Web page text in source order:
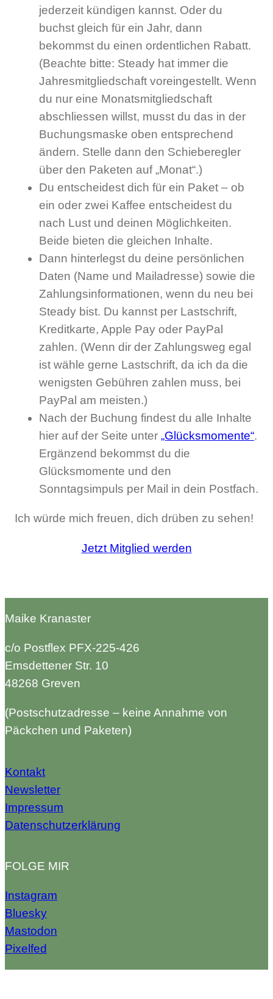
jederzeit kündigen kannst. Oder du
buchst gleich für ein Jahr, dann
bekommst du einen ordentlichen Rabatt.
(Beachte bitte: Steady hat immer die
Jahresmitgliedschaft voreingestellt. Wenn
du nur eine Monatsmitgliedschaft
abschliessen willst, musst du das in der
Buchungsmaske oben entsprechend
ändern. Stelle dann den Schieberegler
über den Paketen auf „Monat“.)
Du entscheidest dich für ein Paket – ob
ein oder zwei Kaffee entscheidest du
nach Lust und deinen Möglichkeiten.
Beide bieten die gleichen Inhalte.
Dann hinterlegst du deine persönlichen
Daten (Name und Mailadresse) sowie die
Zahlungsinformationen, wenn du neu bei
Steady bist. Du kannst per Lastschrift,
Kreditkarte, Apple Pay oder PayPal
zahlen. (Wenn dir der Zahlungsweg egal
ist wähle gerne Lastschrift, da ich da die
wenigsten Gebühren zahlen muss, bei
PayPal am meisten.)
Nach der Buchung findest du alle Inhalte
hier auf der Seite unter „Glücksmomente“.
Ergänzend bekommst du die
Glücksmomente und den
Sonntagsimpuls per Mail in dein Postfach.
Ich würde mich freuen, dich drüben zu sehen!
Jetzt Mitglied werden
Maike Kranaster
c/o Postflex PFX-225-426
Emsdettener Str. 10
48268 Greven
(Postschutzadresse – keine Annahme von
Päckchen und Paketen)
Kontakt
Newsletter
Impressum
Datenschutzerklärung
FOLGE MIR
Instagram
Bluesky
Mastodon
Pixelfed